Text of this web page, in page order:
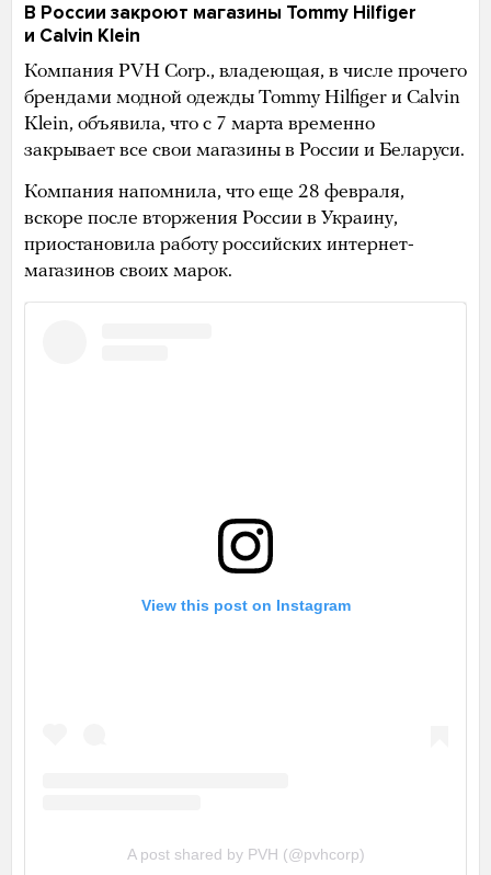
В России закроют магазины Tommy Hilfiger
и Calvin Klein
Компания PVH Corp., владеющая, в числе прочего
брендами модной одежды Tommy Hilfiger и Calvin
Klein, объявила, что с 7 марта временно
закрывает все свои магазины в России и Беларуси.
Компания напомнила, что еще 28 февраля,
вскоре после вторжения России в Украину,
приостановила работу российских интернет-
магазинов своих марок.